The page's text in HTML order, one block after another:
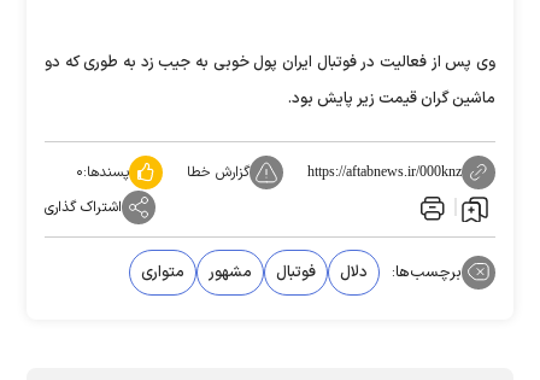
وی پس از فعالیت در فوتبال ایران پول خوبی به جیب زد به طوری که دو
ماشین گران قیمت زیر پایش بود.
https://aftabnews.ir/000knz گزارش خطا پسندها:۰
اشتراک گذاری
برچسب‌ها: دلال فوتبال مشهور متواری